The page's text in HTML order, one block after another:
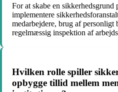
For at skabe en sikkerhedsgrund
implementere
medarbejdere, brug af personligt
regelmæssig inspektion af
Hvilken rolle spiller
opbygge tillid mellem